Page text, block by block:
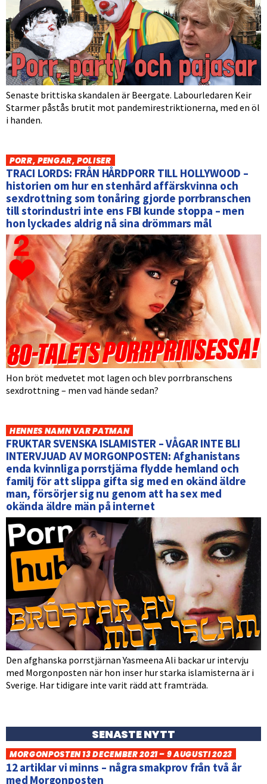
Senaste brittiska skandalen är Beergate. Labourledaren Keir
Starmer påstås brutit mot pandemirestriktionerna, med en öl
i handen.
PORR, PENGAR, POLISER
TRACI LORDS: FRÅN HÅRDPORR TILL HOLLYWOOD –
historien om hur en stenhård affärskvinna och
sexdrottning som tonåring gjorde porrbranschen
till storindustri inte ens FBI kunde stoppa – men
hon lyckades aldrig nå sina drömmars mål
Hon bröt medvetet mot lagen och blev porrbranschens
sexdrottning – men vad hände sedan?
HENNES NAMN VAR PATMAN
FRUKTAR SVENSKA ISLAMISTER – VÅGAR INTE BLI
INTERVJUAD AV MORGONPOSTEN: Afghanistans
enda kvinnliga porrstjärna flydde hemland och
familj för att slippa gifta sig med en okänd äldre
man, försörjer sig nu genom att ha sex med
okända äldre män på internet
Den afghanska porrstjärnan Yasmeena Ali backar ur intervju
med Morgonposten när hon inser hur starka islamisterna är i
Sverige. Har tidigare inte varit rädd att framträda.
SENASTE NYTT
MORGONPOSTEN 13 DECEMBER 2021 – 9 AUGUSTI 2023
12 artiklar vi minns – några smakprov från två år
med Morgonposten